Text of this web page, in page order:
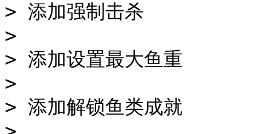
> 添加强制击杀
>
> 添加设置最大鱼重
>
> 添加解锁鱼类成就